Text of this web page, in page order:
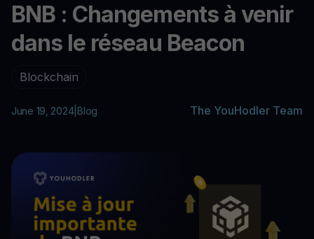
BNB : Changements à venir
dans le réseau Beacon
Blockchain
June 19, 2024| Blog The YouHodler Team